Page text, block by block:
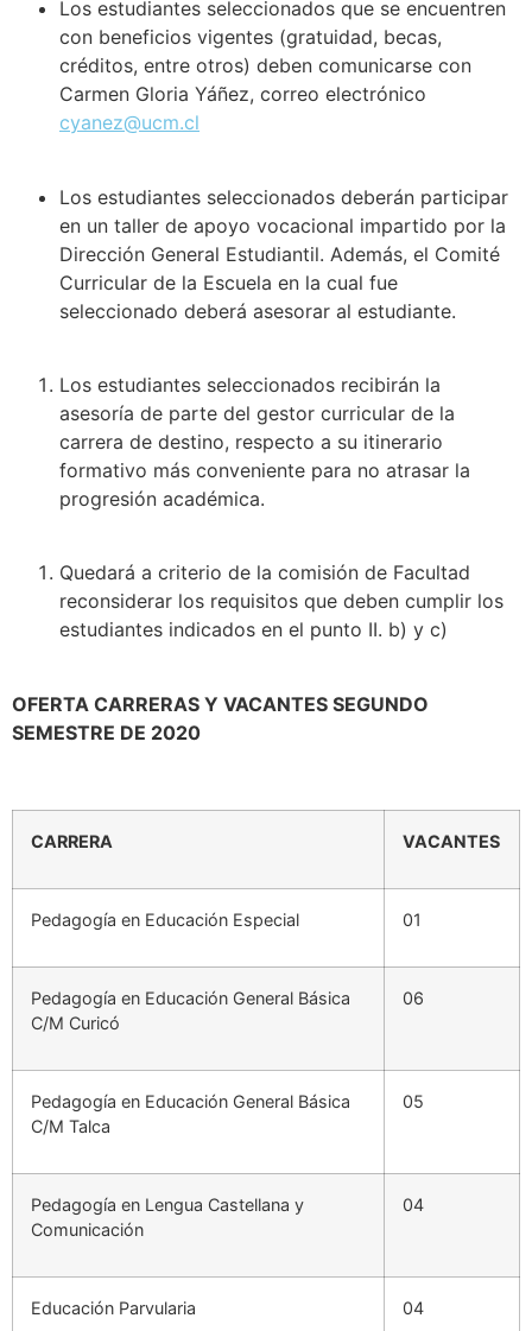
Los estudiantes seleccionados que se encuentren
con beneficios vigentes (gratuidad, becas,
créditos, entre otros) deben comunicarse con
Carmen Gloria Yáñez, correo electrónico
cyanez@ucm.cl
Los estudiantes seleccionados deberán participar
en un taller de apoyo vocacional impartido por la
Dirección General Estudiantil. Además, el Comité
Curricular de la Escuela en la cual fue
seleccionado deberá asesorar al estudiante.
Los estudiantes seleccionados recibirán la
asesoría de parte del gestor curricular de la
carrera de destino, respecto a su itinerario
formativo más conveniente para no atrasar la
progresión académica.
Quedará a criterio de la comisión de Facultad
reconsiderar los requisitos que deben cumplir los
estudiantes indicados en el punto II. b) y c)
OFERTA CARRERAS Y VACANTES SEGUNDO
SEMESTRE DE 2020
CARRERA VACANTES
Pedagogía en Educación Especial 01
Pedagogía en Educación General Básica
C/M Curicó
06
Pedagogía en Educación General Básica
C/M Talca
05
Pedagogía en Lengua Castellana y
Comunicación
04
Educación Parvularia 04